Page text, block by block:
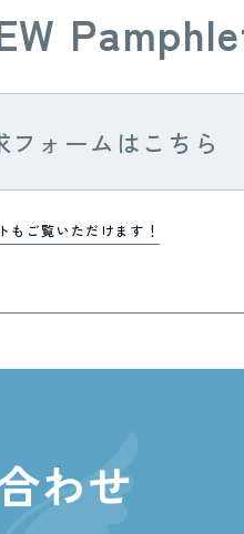
フォームはこちら
もご覧いただけます！
わせ